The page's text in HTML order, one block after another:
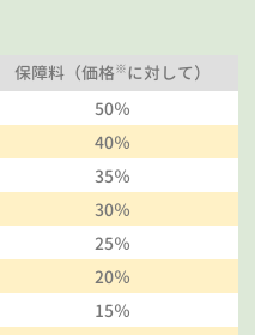
保障料（価格※に対して）
50％
40％
35％
30％
25％
20％
15％